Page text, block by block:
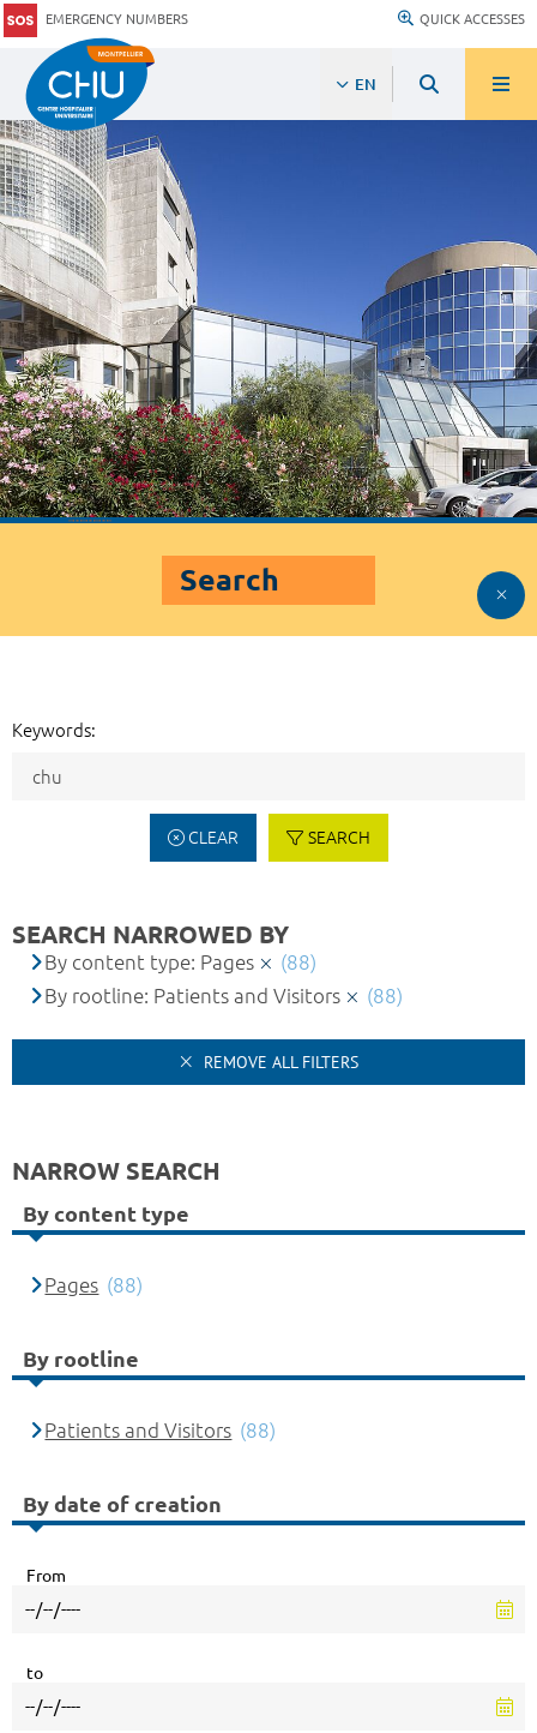
EMERGENCY NUMBERS QUICK ACCESSES
EN
Search
Keywords:
CLEAR SEARCH
SEARCH NARROWED BY
By content type: Pages
(88)
By rootline: Patients and Visitors
(88)
REMOVE ALL FILTERS
NARROW SEARCH
By content type
Pages (88)
By rootline
Patients and Visitors (88)
By date of creation
From
to